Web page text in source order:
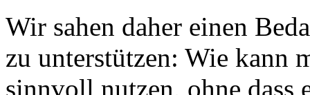
Wir sahen daher einen
zu unterstützen: Wie kann
sinnvoll nutzen, ohne dass